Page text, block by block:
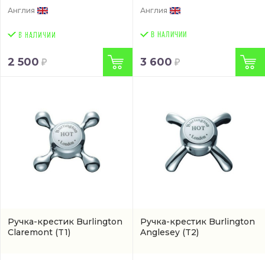
Англия
2 500
Англия
В НАЛИЧИИ
3 600
Ручка-крестик Burlington
Claremont (T1)
Ручка-крестик Burlington
Anglesey (T2)